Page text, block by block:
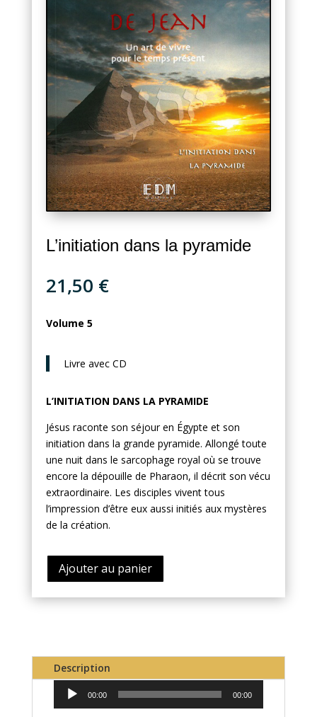
L’initiation dans la pyramide
21,50 €
Volume 5
Livre avec CD
L’INITIATION DANS LA PYRAMIDE
Jésus raconte son séjour en Égypte et son
initiation dans la grande pyramide. Allongé toute
une nuit dans le sarcophage royal où se trouve
encore la dépouille de Pharaon, il décrit son vécu
extraordinaire. Les disciples vivent tous
l’impression d’être eux aussi initiés aux mystères
de la création.
Ajouter au panier
Description
Lecteur
00:00 00:00